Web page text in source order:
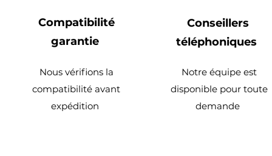
Compatibilité
garantie
Nous vérifions la
compatibilité avant
expédition
Conseillers
téléphoniques
Notre équipe est
disponible pour toute
demande